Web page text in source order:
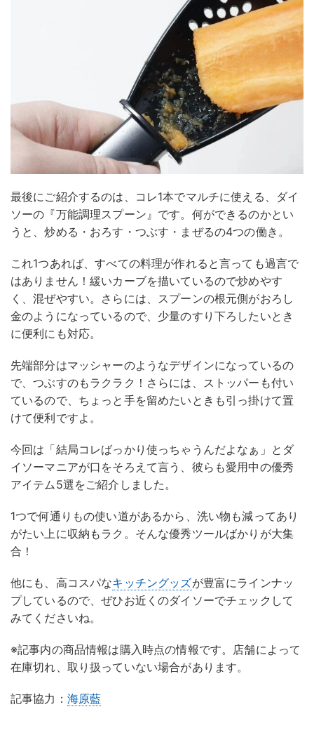
最後にご紹介するのは、コレ1本でマルチに使える、ダイ
ソーの『万能調理スプーン』です。何ができるのかとい
うと、炒める・おろす・つぶす・まぜるの4つの働き。
これ1つあれば、すべての料理が作れると言っても過言で
はありません！緩いカーブを描いているので炒めやす
く、混ぜやすい。さらには、スプーンの根元側がおろし
金のようになっているので、少量のすり下ろしたいとき
に便利にも対応。
先端部分はマッシャーのようなデザインになっているの
で、つぶすのもラクラク！さらには、ストッパーも付い
ているので、ちょっと手を留めたいときも引っ掛けて置
けて便利ですよ。
今回は「結局コレばっかり使っちゃうんだよなぁ」とダ
イソーマニアが口をそろえて言う、彼らも愛用中の優秀
アイテム5選をご紹介しました。
1つで何通りもの使い道があるから、洗い物も減ってあり
がたい上に収納もラク。そんな優秀ツールばかりが大集
合！
他にも、高コスパなキッチングッズが豊富にラインナッ
プしているので、ぜひお近くのダイソーでチェックして
みてくださいね。
※記事内の商品情報は購入時点の情報です。店舗によって
在庫切れ、取り扱っていない場合があります。
記事協力： 海原藍